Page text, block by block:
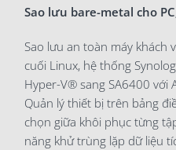
Sao lưu bare-metal cho
Sao lưu an toàn máy khách
cuối Linux, hệ thống
Hyper-V® sang SA6400 với
Quản lý thiết bị trên bảng
chọn giữa khôi phục từng
năng khử trùng lặp dữ liệu